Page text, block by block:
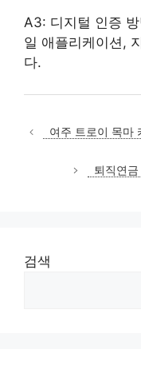
A3: 디지털 인증
일 애플리케이션,
다.
여주 트로이 목마
퇴직연
검색